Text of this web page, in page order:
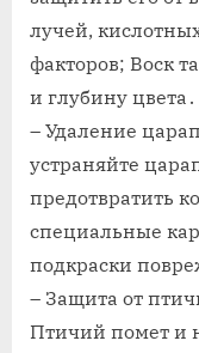
лучей,
факторов; Воск
и глубину цвета․
– Удаление
устраняйте
предотвратить
специальные
подкраски
– Защита от
Птичий помет и